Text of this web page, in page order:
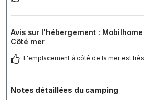
Avis sur l'hébergement :
Côté mer
L'emplacement à côté de la mer est
Notes détaillées du camping